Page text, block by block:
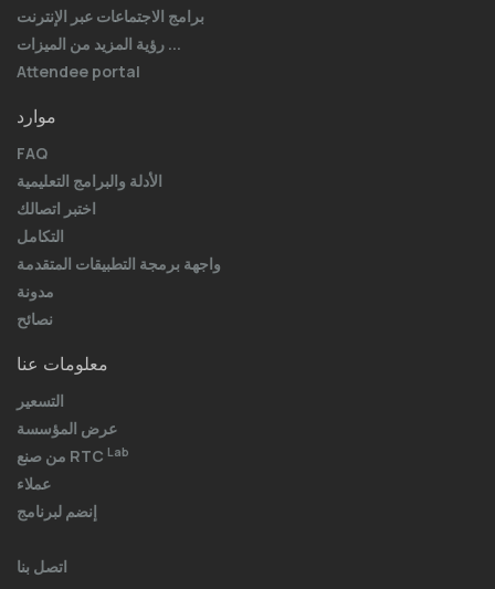
برامج الاجتماعات عبر الإنترنت
رؤية المزيد من الميزات ...
Attendee portal
موارد
FAQ
الأدلة والبرامج التعليمية
اختبر اتصالك
التكامل
واجهة برمجة التطبيقات المتقدمة
مدونة
نصائح
معلومات عنا
التسعير
عرض المؤسسة
من صنع RTC Lab
عملاء
إنضم لبرنامج
اتصل بنا